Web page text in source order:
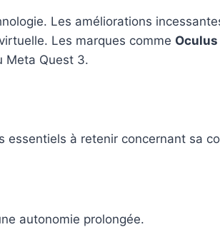
Les améliorations
Les marques comme Oculus
Meta Quest 3.
essentiels à retenir concernant sa
autonomie prolongée.